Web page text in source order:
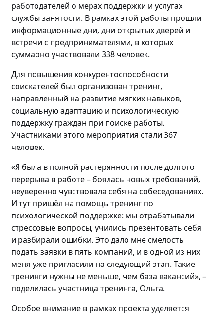
работодателей о мерах поддержки и услугах
службы занятости. В рамках этой работы прошли
информационные дни, дни открытых дверей и
встречи с предпринимателями, в которых
суммарно участвовали 338 человек.
Для повышения конкурентоспособности
соискателей был организован тренинг,
направленный на развитие мягких навыков,
социальную адаптацию и психологическую
поддержку граждан при поиске работы.
Участниками этого мероприятия стали 367
человек.
«Я была в полной растерянности после долгого
перерыва в работе – боялась новых требований,
неуверенно чувствовала себя на собеседованиях.
И тут пришёл на помощь тренинг по
психологической поддержке: мы отрабатывали
стрессовые вопросы, учились презентовать себя
и разбирали ошибки. Это дало мне смелость
подать заявки в пять компаний, и водной из них
меня уже пригласили на следующий этап. Такие
тренинги нужны не меньше, чем база вакансий», –
поделилась участница тренинга, Ольга.
Особое внимание в рамках проекта уделяется